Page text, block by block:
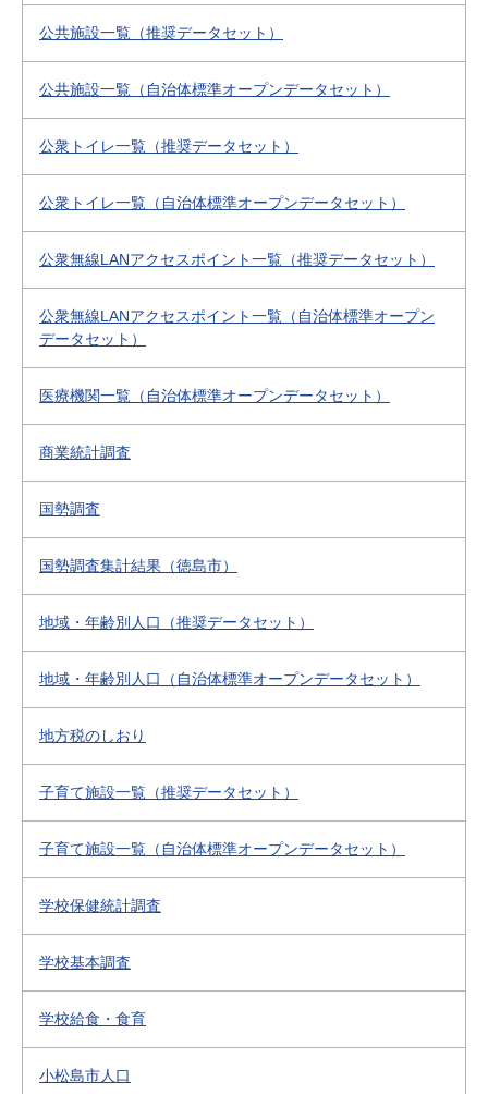
公共施設一覧（推奨データセット）
公共施設一覧（自治体標準オープンデータセット）
公衆トイレ一覧（推奨データセット）
公衆トイレ一覧（自治体標準オープンデータセット）
公衆無線LANアクセスポイント一覧（推奨データセット）
公衆無線LANアクセスポイント一覧（自治体標準オープン
データセット）
医療機関一覧（自治体標準オープンデータセット）
商業統計調査
国勢調査
国勢調査集計結果（徳島市）
地域・年齢別人口（推奨データセット）
地域・年齢別人口（自治体標準オープンデータセット）
地方税のしおり
子育て施設一覧（推奨データセット）
子育て施設一覧（自治体標準オープンデータセット）
学校保健統計調査
学校基本調査
学校給食・食育
小松島市人口